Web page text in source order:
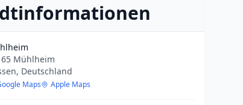
Mühlheim
Deutschland
Maps Apple Maps